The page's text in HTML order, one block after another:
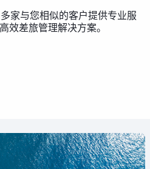
家与您相似的客户提供专业服
效差旅管理解决方案。